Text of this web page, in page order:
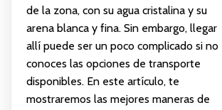
de la zona, con su agua cristalina y su
arena blanca y fina. Sin embargo, llegar
allí puede ser un poco complicado si no
conoces las opciones de transporte
disponibles. En este artículo, te
mostraremos las mejores maneras de